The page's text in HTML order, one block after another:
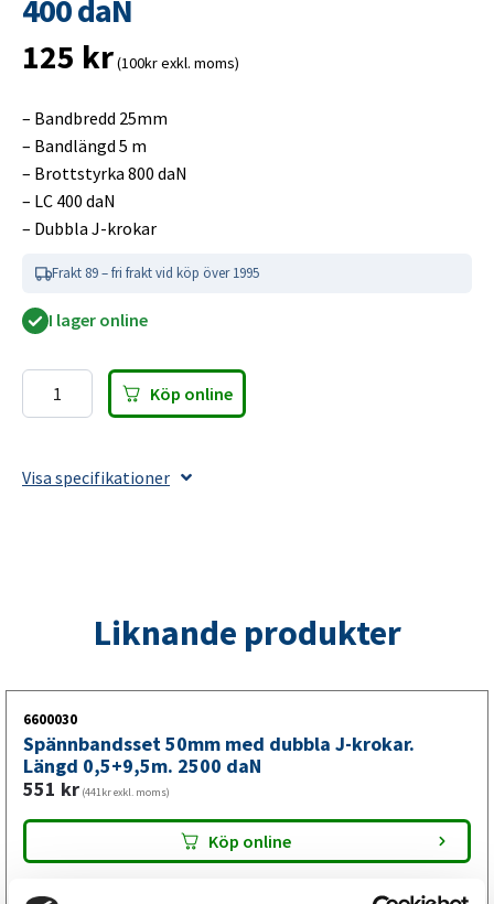
400 daN
125 kr(100kr exkl. moms)
– Bandbredd 25mm
– Bandlängd 5 m
– Brottstyrka 800 daN
– LC 400 daN
– Dubbla J-krokar
Frakt 89 – fri frakt vid köp över 1995
I lager online
Spännbandsset
5m,
Köp online
Visa specifikationer
Liknande produkter
6600030
Spännbandsset 50mm med dubbla J-krokar.
Längd 0,5+9,5m. 2500 daN
551 kr (441kr exkl. moms)
Köp online